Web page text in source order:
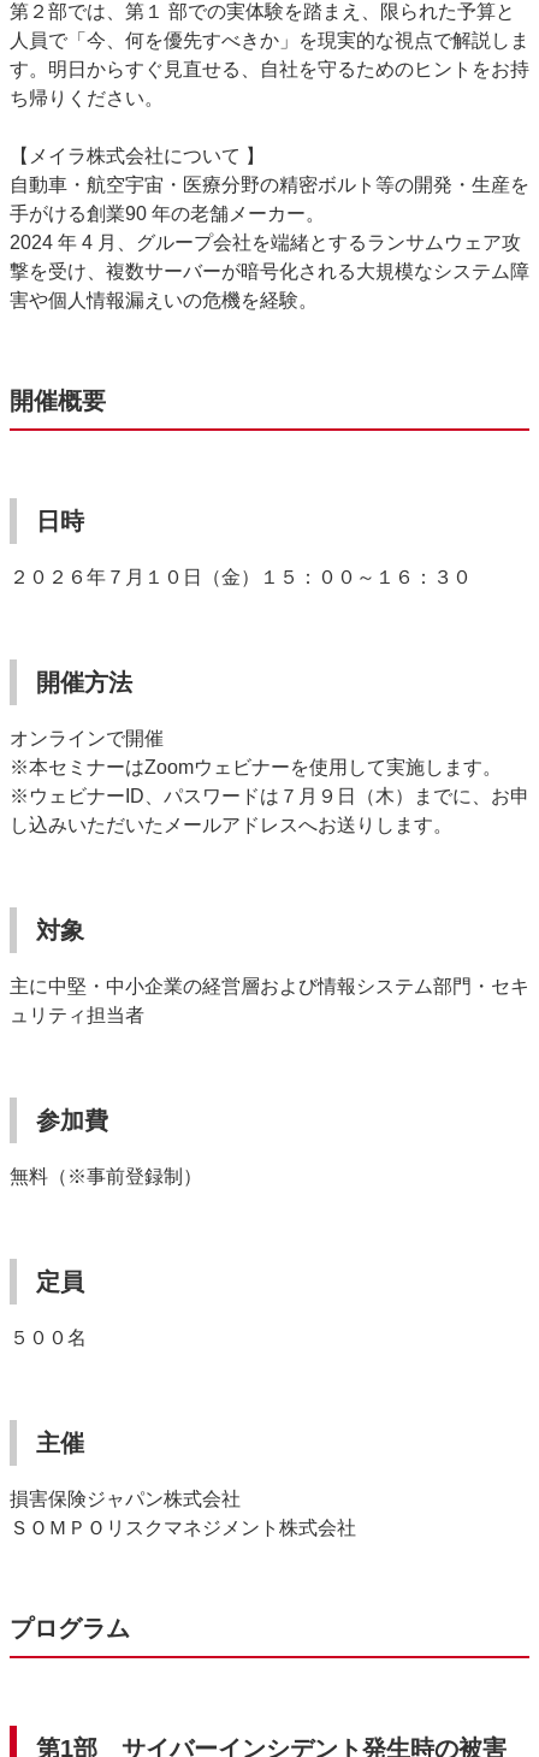
第２部では、第１ 部での実体験を踏まえ、限られた予算と
人員で「今、何を優先すべきか」を現実的な視点で解説しま
す。明日からすぐ見直せる、自社を守るためのヒントをお持
ち帰りください。
【メイラ株式会社について 】
自動車・航空宇宙・医療分野の精密ボルト等の開発・生産を
手がける創業90 年の老舗メーカー。
2024 年 4 月、グループ会社を端緒とするランサムウェア攻
撃を受け、複数サーバーが暗号化される大規模なシステム障
害や個人情報漏えいの危機を経験。
開催概要
日時
２０２６年７月１０日（金）１５：００～１６：３０
開催方法
オンラインで開催
※本セミナーはZoomウェビナーを使用して実施します。
※ウェビナーID、パスワードは７月９日（木）までに、お申
し込みいただいたメールアドレスへお送りします。
対象
主に中堅・中小企業の経営層および情報システム部門・セキ
ュリティ担当者
参加費
無料（※事前登録制）
定員
５００名
主催
損害保険ジャパン株式会社
ＳＯＭＰＯリスクマネジメント株式会社
プログラム
第1部 サイバーインシデント発生時の被害